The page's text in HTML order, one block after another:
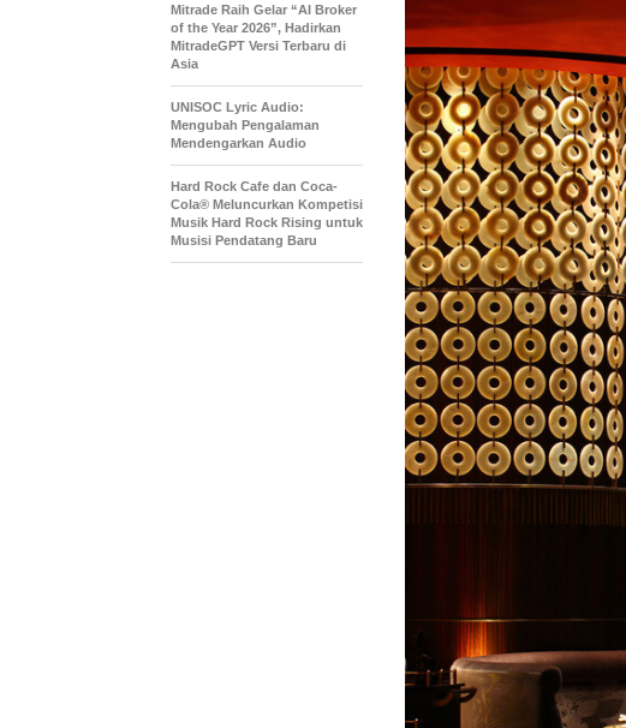
Mitrade Raih Gelar “AI Broker
of the Year 2026”, Hadirkan
MitradeGPT Versi Terbaru di
Asia
UNISOC Lyric Audio:
Mengubah Pengalaman
Mendengarkan Audio
Hard Rock Cafe dan Coca-
Cola® Meluncurkan Kompetisi
Musik Hard Rock Rising untuk
Musisi Pendatang Baru